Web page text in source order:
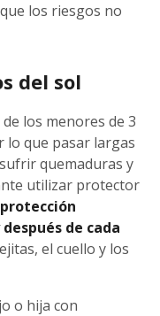
los riesgos no
del sol
los menores de 3
lo que pasar largas
quemaduras y
utilizar protector
de cada
el cuello y los
o hija con